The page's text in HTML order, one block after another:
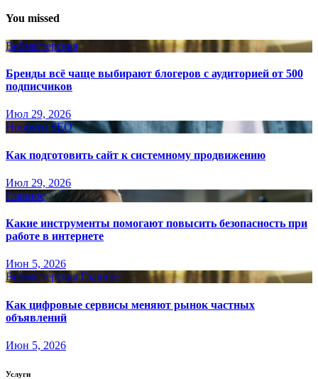
You missed
Вебмастерская
Бренды всё чаще выбирают блогеров с аудиторией от 500
подписчиков
Июл 29, 2026
Новости SEO
Как подготовить сайт к системному продвижению
Июл 29, 2026
Главное
Какие инструменты помогают повысить безопасность при
работе в интернете
Июн 5, 2026
Вебмастерская Главное
Как цифровые сервисы меняют рынок частных
объявлений
Июн 5, 2026
Услуги